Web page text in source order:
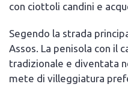
con ciottoli candini e
Segendo la strada
Assos. La penisola con il
tradizionale e diventata
mete di villeggiatura